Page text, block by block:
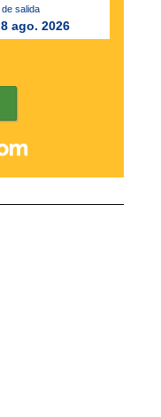
salida
ago. 2026